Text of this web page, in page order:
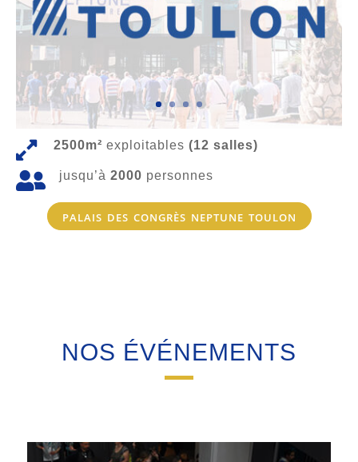
 2500m² exploitables (12 salles)
 jusqu’à 2000 personnes
palais des congrès neptune toulon
NOS ÉVÉNEMENTS